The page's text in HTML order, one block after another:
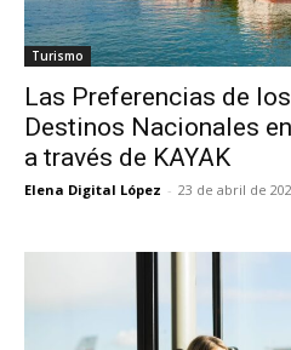
Turismo
Las Preferencias de
Destinos Nacionales
a través de KAYAK
Elena Digital López - 23 de abril de